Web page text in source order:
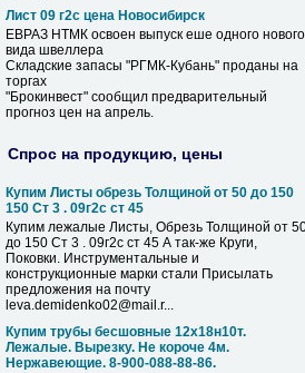
Лист 09 г2с цена Новосибирск
ЕВРАЗ НТМК освоен выпуск еше одного нового
вида швеллера
Складские запасы "РГМК-Кубань" проданы на
торгах
"Брокинвест" сообщил предварительный
прогноз цен на апрель.
Спрос на продукцию, цены
Купим Листы обрезь Толщиной от 50 до 150
150 Ст 3 . 09г2с ст 45
Купим лежалые Листы, Обрезь Толщиной от
до 150 Ст 3 . 09г2с ст 45 А так-же Круги,
Поковки. Инструментальные и
конструкционные марки стали Присылать
предложения на почту
leva.demidenko02@mail.r...
Купим трубы бесшовные 12х18н10т.
Лежалые. Вырезку. Не короче 4м.
Нержавеющие. 8-900-088-88-86.